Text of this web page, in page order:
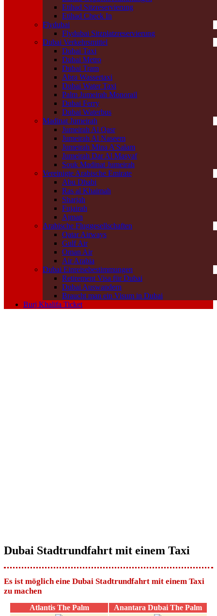
Etihad Sitzreservierung
Etihad Check In
Flydubai
Flydubai Sitzplatzreservierung
Dubai Verkehrsmittel
Dubai Taxi
Dubai Metro
Dubai Tram
Abra Wassertaxi
Dubai Water Taxi
Palm Jumeirah Monorail
Dubai Ferry
Dubai Waterbus
Madinat Jumeirah
Jumeirah Al Qasr
Jumeirah Al Naseem
Jumeirah Mina A’Salam
Jumeirah Dar Al Masyaf
Souk Madinat Jumeirah
Vereinigte Arabische Emirate
Abu Dhabi
Ras al Khaimah
Sharjah
Fujairah
Ajman
Arabische Fluggesellschaften
Qatar Airways
Gulf Air
Oman Air
Air Arabia
Dubai Einreisebestimmungen
Retirement Visa für Dubai
Dubai Auswandern
Braucht man ein Visum in Dubai
Burj Khalifa Ticket
Dubai Stadtrundfahrt mit einem Taxi
Es ist möglich eine Dubai Stadtrundfahrt mit einem Taxi
zu machen
Atlantis The Palm Anantara Dubai The Palm